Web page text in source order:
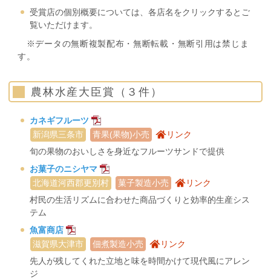
受賞店の個別概要については、各店名をクリックするとご
覧いただけます。
※データの無断複製配布・無断転載・無断引用は禁じま
す。
農林水産大臣賞（３件）
カネギフルーツ
新潟県三条市
青果(果物)小売
リンク
旬の果物のおいしさを身近なフルーツサンドで提供
お菓子のニシヤマ
北海道河西郡更別村
菓子製造小売
リンク
村民の生活リズムに合わせた商品づくりと効率的生産シス
テム
魚富商店
滋賀県大津市
佃煮製造小売
リンク
先人が残してくれた立地と味を時間かけて現代風にアレン
ジ